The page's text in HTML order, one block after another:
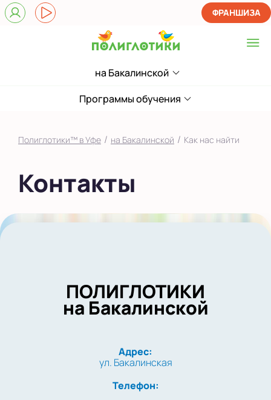
на Бакалинской
Выберите центр
на Бакалинской
ФРАНШИЗА
Программы обучения
Полиглотики™ в Уфе / на Бакалинской / Как нас найти
Контакты
ПОЛИГЛОТИКИ
на Бакалинской
Адрес:
ул. Бакалинская
Телефон: